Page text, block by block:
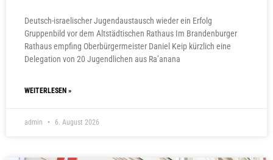
Deutsch-israelischer Jugendaustausch wieder ein Erfolg
Gruppenbild vor dem Altstädtischen Rathaus Im Brandenburger
Rathaus empfing Oberbürgermeister Daniel Keip kürzlich eine
Delegation von 20 Jugendlichen aus Ra’anana
WEITERLESEN »
admin 6. August 2026